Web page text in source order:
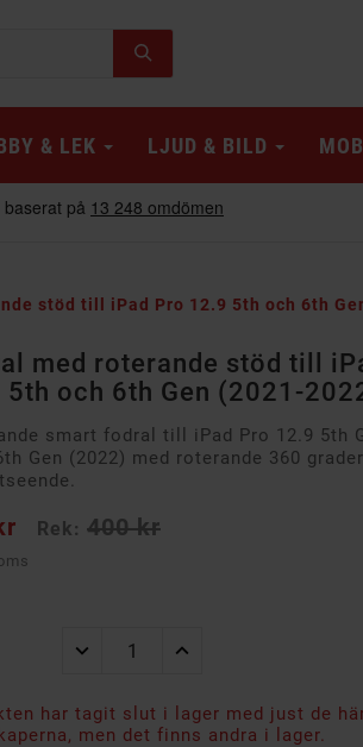
& LEK LJUD & BILD
stöd till iPad Pro 12.9 5th och 6th
med roterande stöd till
5th och 6th Gen (2021-
smart fodral till iPad Pro 12.9 5th
Gen (2022) med roterande 360
Rek: 400 kr
har tagit slut i lager med just de
men det finns andra i lager.